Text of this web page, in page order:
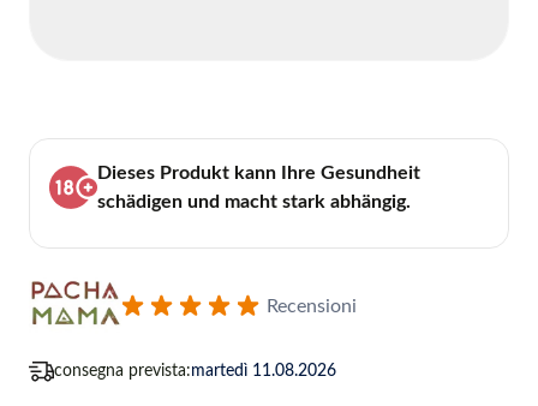
Dieses Produkt kann Ihre Gesundheit
schädigen und macht stark abhängig.
Recensioni
consegna prevista:martedì 11.08.2026